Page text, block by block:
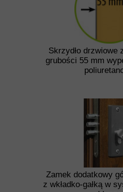
Zamek dodatkowy
z wkładko-gałką w
Skrzydło drzwiowe
grubości 55 mm